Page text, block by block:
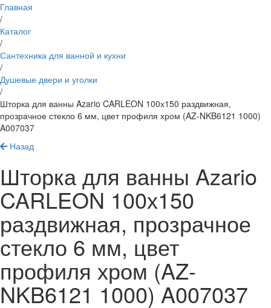
Главная
/
Каталог
/
Сантехника для ванной и кухни
/
Душевые двери и уголки
/
Шторка для ванны Azario CARLEON 100х150 раздвижная,
прозрачное стекло 6 мм, цвет профиля хром (AZ-NKB6121 1000)
A007037
Назад
Шторка для ванны Azario
CARLEON 100х150
раздвижная, прозрачное
стекло 6 мм, цвет
профиля хром (AZ-
NKB6121 1000) A007037